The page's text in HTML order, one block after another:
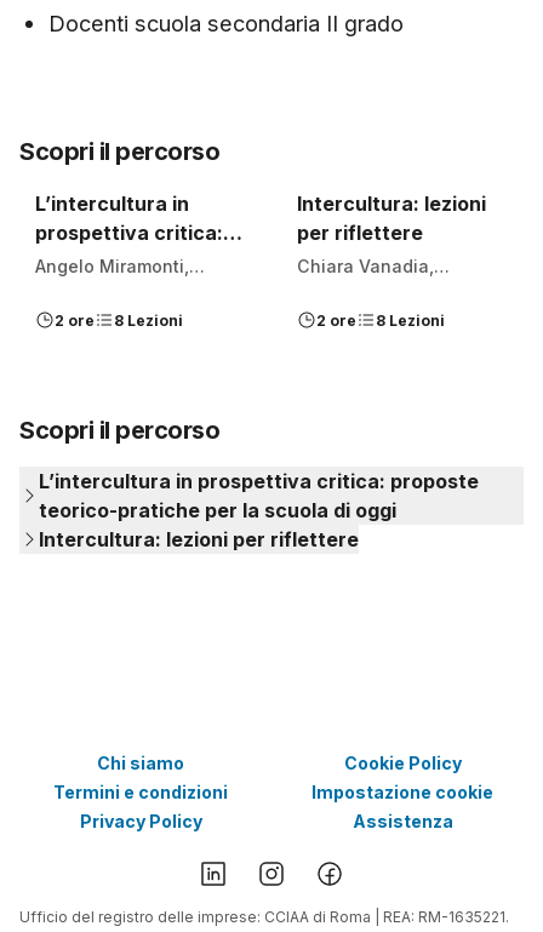
Docenti scuola secondaria II grado
Scopri il percorso
L’intercultura in
prospettiva critica:
proposte teorico-
di oggi
Angelo Miramonti,
Teresa Muraca, Paolo
2 ore 8 Lezioni
Intercultura: lezioni
per riflettere
Chiara Vanadia,
D'Ambrosio, Maria
2 ore 8 Lezioni
Scopri il percorso
L’intercultura in prospettiva critica: proposte
teorico-pratiche per la scuola di oggi
Intercultura: lezioni per riflettere
Chi siamo
Termini e condizioni
Privacy Policy
Cookie Policy
Impostazione cookie
Assistenza
Ufficio del registro delle imprese: CCIAA di Roma | REA: RM-1635221.